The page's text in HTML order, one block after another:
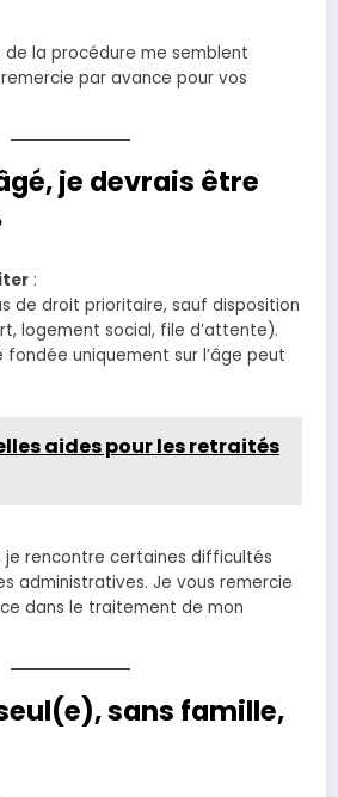
de la procédure me semblent
par avance pour vos
je devrais être
:
de droit prioritaire, sauf disposition
logement social, file d’attente).
uniquement sur l’âge peut
aides pour les retraités
je rencontre certaines difficultés
administratives. Je vous remercie
dans le traitement de mon
sans famille,